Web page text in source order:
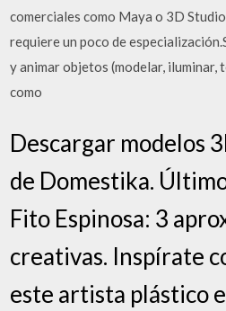
comerciales como Maya o 3D
requiere un poco de
y animar objetos (modelar,
como
Descargar modelos
de Domestika.
Fito Espinosa: 3
creativas. Inspírate
este artista plástico